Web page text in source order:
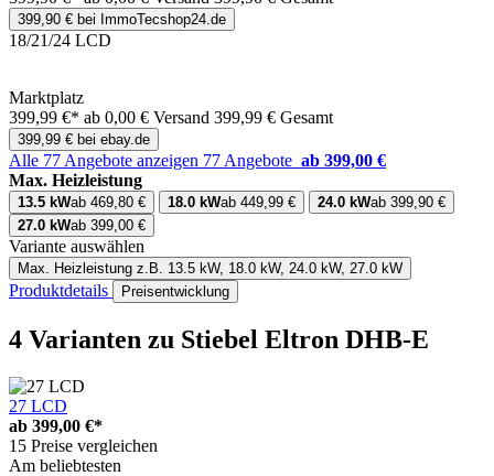
399,90 € bei ImmoTecshop24.de
18/21/24 LCD
Marktplatz
399,99 €* ab 0,00 € Versand 399,99 € Gesamt
399,99 € bei ebay.de
Alle 77 Angebote anzeigen 77 Angebote ab 399,00 €
Max. Heizleistung
13.5 kWab 469,80 € 18.0 kWab 449,99 € 24.0 kWab 399,90 €
27.0 kWab 399,00 €
Variante auswählen
Max. Heizleistung z.B. 13.5 kW, 18.0 kW, 24.0 kW, 27.0 kW
Produktdetails Preisentwicklung
4 Varianten zu Stiebel Eltron DHB-E
27 LCD
ab 399,00 €*
15 Preise vergleichen
Am beliebtesten